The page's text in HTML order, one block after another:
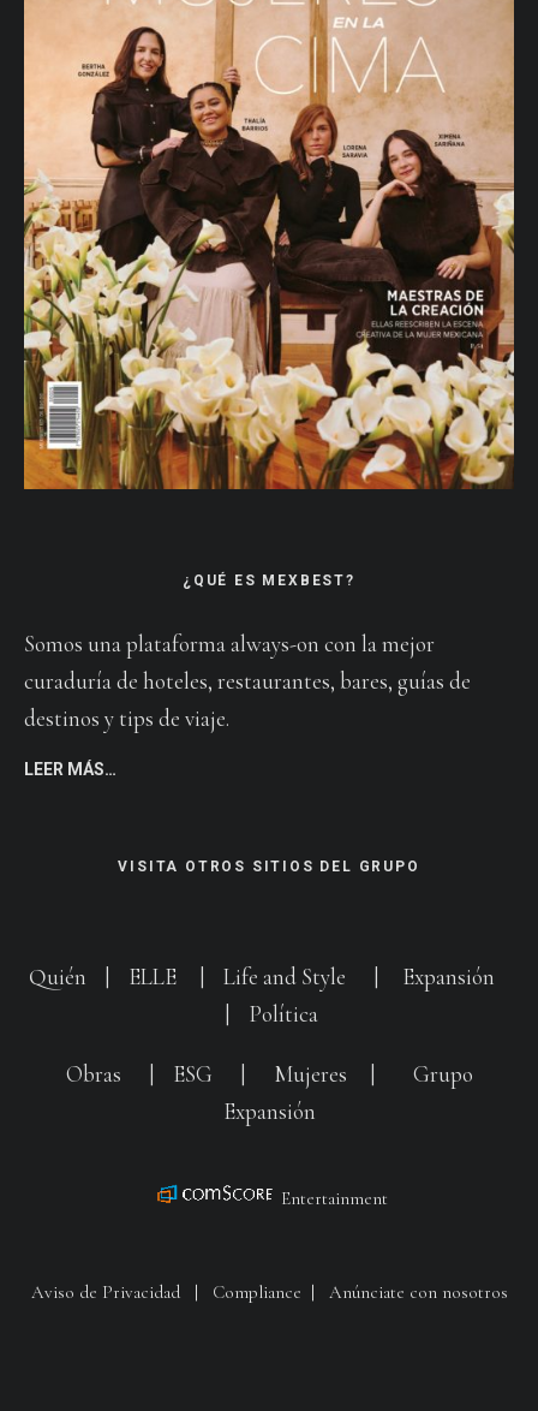
¿QUÉ ES MEXBEST?
Somos una plataforma always-on con la mejor
curaduría de hoteles, restaurantes, bares, guías de
destinos y tips de viaje.
LEER MÁS…
VISITA OTROS SITIOS DEL GRUPO
Quién ELLE Life and Style
Expansión
Política
Obras ESG Mujeres
Grupo
Expansión
Entertainment
Aviso de Privacidad| Compliance | Anúnciate con nosotros